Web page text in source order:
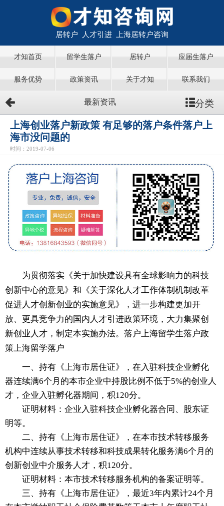
居转户 人才引进 上海居转户咨询
才知首页 留学生落户 居转户 应届生落户
服务优势 政策资讯 关于才知 联系我们
最新资讯 分类
上海创业落户新政策 有足够的落户条件落户上
海市没问题的
时间：2019-07-06
为贯彻落实《关于加快建设具有全球影响力的科技
创新中心的意见》和《关于深化人才工作体制机制改革
促进人才创新创业的实施意见》，进一步构建更加开
放、更具竞争力的国内人才引进政策环境，大力集聚创
新创业人才，制定本实施办法。落户上海留学生落户政
策上海留学落户
一、持有《上海市居住证》，在入驻科技企业孵化
器连续满6个月的本市企业中持股比例不低于5%的创业人
才，企业入驻孵化器期间，积120分。
证明材料：企业入驻科技企业孵化器合同、股东证
明等。
二、持有《上海市居住证》，在本市技术转移服务
机构中连续从事技术转移和科技成果转化服务满6个月的
创新创业中介服务人才，积120分。
证明材料：本市技术转移服务机构的备案证明等。
三、持有《上海市居住证》，最近3年内累计24个月